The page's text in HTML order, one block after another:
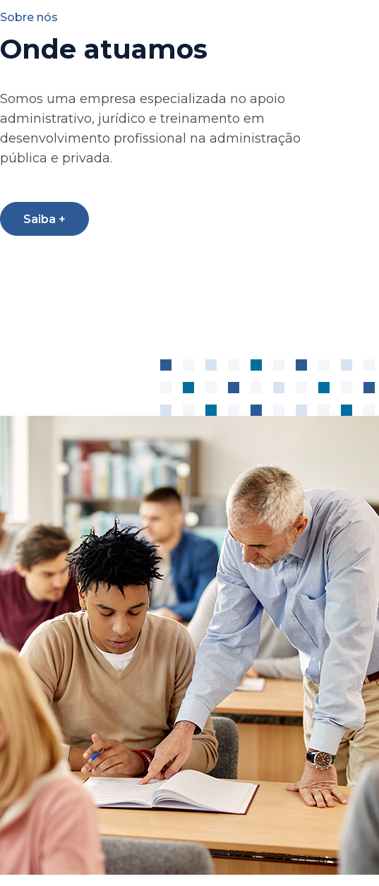
Sobre nós
Onde atuamos
Somos uma empresa especializada no apoio
administrativo, jurídico e treinamento em
desenvolvimento profissional na administração
pública e privada.
Saiba +